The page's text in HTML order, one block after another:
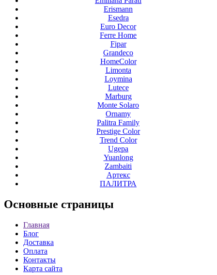
Erismann
Esedra
Euro Decor
Ferre Home
Fipar
Grandeco
HomeColor
Limonta
Loymina
Lutece
Marburg
Monte Solaro
Ornamy
Palitra Family
Prestige Color
Trend Color
Ugepa
Yuanlong
Zambaiti
Артекс
ПАЛИТРА
Основные страницы
Главная
Блог
Доставка
Оплата
Контакты
Карта сайта